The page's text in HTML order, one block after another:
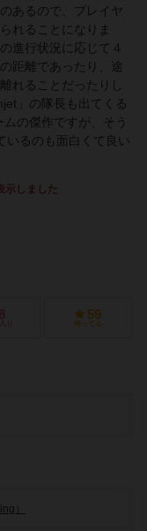
あるので、プレイヤ
れることになりま
進行状況に応じて４
距離であったり、途
れることだったりし
」の隊長も出てくる
の傑作ですが、そう
いるのも面白くて良い
示しました
8
り
59
持ってる
）